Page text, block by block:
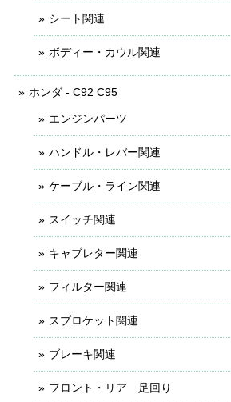
シート関連
ボディー・カウル関連
ホンダ - C92 C95
エンジンパーツ
ハンドル・レバー関連
ケーブル・ライン関連
スイッチ関連
キャブレター関連
フィルター関連
スプロケット関連
ブレーキ関連
フロント・リア 足回り